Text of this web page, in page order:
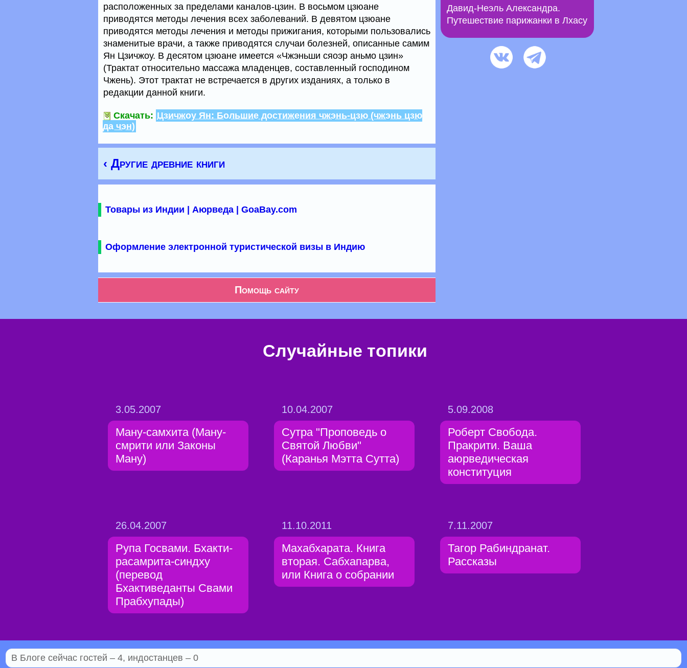
расположенных за пределами каналов-цзин. В восьмом цзюане
приводятся методы лечения всех заболеваний. В девятом цзюане
приводятся методы лечения и методы прижигания, которыми пользовались
знаменитые врачи, а также приводятся случаи болезней, описанные самим
Ян Цзичжоу. В десятом цзюане имеется «Чжэньши сяоэр аньмо цзин»
(Трактат относительно массажа младенцев, составленный господином
Чжень). Этот трактат не встречается в других изданиях, а только в
редакции данной книги.
Скачать: Цзичжоу Ян: Большие достижения чжэнь-цзю (чжэнь цзю
да чэн)
‹ Другие древние книги
Товары из Индии | Аюрведа | GoaBay.com
Оформление электронной туристической визы в Индию
Помощь сайту
Давид-Неэль Александра.
Путешествие парижанки в Лхасу
Случайные топики
3.05.2007
Ману-самхита (Ману-
смрити или Законы
Ману)
10.04.2007
Сутра "Проповедь о
Святой Любви"
(Каранья Мэтта Сутта)
5.09.2008
Роберт Свобода.
Пракрити. Ваша
аюрведическая
конституция
26.04.2007
Рупа Госвами. Бхакти-
расамрита-синдху
(перевод
Бхактиведанты Свами
Прабхупады)
11.10.2011
Махабхарата. Книга
вторая. Сабхапарва,
или Книга о собрании
7.11.2007
Тагор Рабиндранат.
Рассказы
В Блоге сейчас гостей – 4, индостанцев – 0